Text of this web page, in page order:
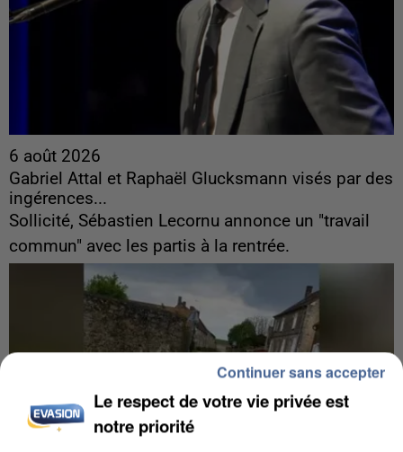
6 août 2026
Gabriel Attal et Raphaël Glucksmann visés par des
ingérences...
Sollicité, Sébastien Lecornu annonce un "travail
commun" avec les partis à la rentrée.
Le respect de votre vie privée est
notre priorité
Continuer sans accepter